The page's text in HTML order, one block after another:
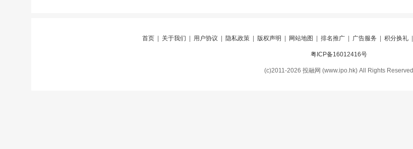
首页 关于我们 用户协议 隐私政策 版权声明 网站地图 排名推广 广告服务 积分换礼
粤ICP备16012416号
(c)2011-2026 投融网 (www.ipo.hk) All Rights Reserved